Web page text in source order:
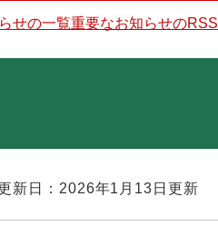
せの一覧重要なお知らせのRSS
新日：2026年1月13日更新